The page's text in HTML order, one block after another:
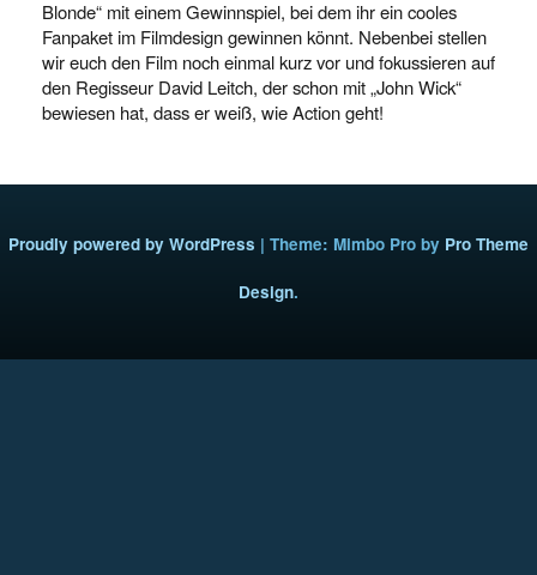
Blonde“ mit einem Gewinnspiel, bei dem ihr ein cooles
Fanpaket im Filmdesign gewinnen könnt. Nebenbei stellen
wir euch den Film noch einmal kurz vor und fokussieren auf
den Regisseur David Leitch, der schon mit „John Wick“
bewiesen hat, dass er weiß, wie Action geht!
Proudly powered by WordPress | Theme: Mimbo Pro by Pro Theme
Design.